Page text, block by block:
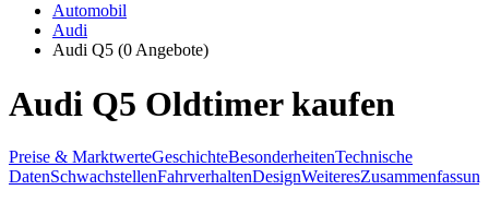
Automobil
Audi
Audi Q5 (0 Angebote)
Audi Q5 Oldtimer kaufen
Preise & MarktwerteGeschichteBesonderheitenTechnische
DatenSchwachstellenFahrverhaltenDesignWeiteresZusammenfassung